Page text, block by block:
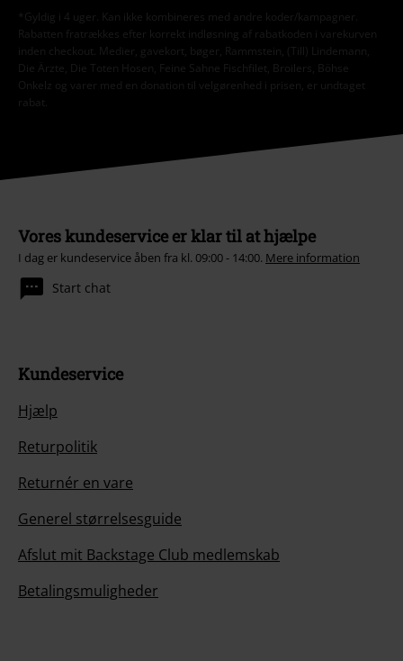
*Gyldig i 4 uger. Kan ikke kombineres med andre koder/kampagner.
Rabatten fratrækkes efter korrekt indløsning af rabatkoden i varekurven
inden checkout. Medier, gavekort, bøger, Rammstein, (Till) Lindemann,
Die Ärzte, Die Toten Hosen, Feine Sahne Fischfilet, Broilers, Böhse
Onkelz og varer med en donation til velgørenhed i prisen, er undtaget
rabat.
Vores kundeservice er klar til at hjælpe
I dag er kundeservice åben fra kl. 09:00 - 14:00. Mere information
Start chat
Kundeservice
Hjælp
Returpolitik
Returnér en vare
Generel størrelsesguide
Afslut mit Backstage Club medlemskab
Betalingsmuligheder